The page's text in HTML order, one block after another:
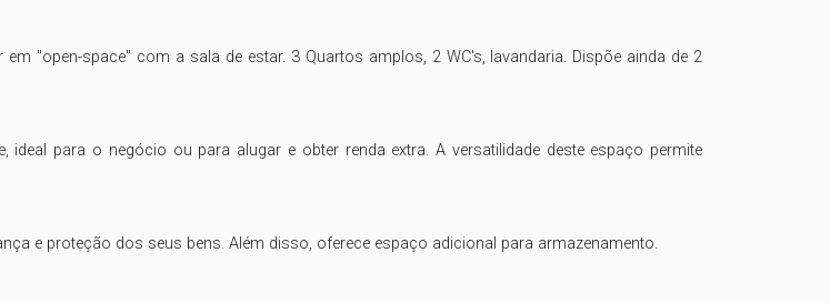
"open-space" com a sala de estar. 3 Quartos amplos, 2 WC's, lavandaria. Dispõe ainda de 2
para o negócio ou para alugar e obter renda extra. A versatilidade deste espaço permite
e proteção dos seus bens. Além disso, oferece espaço adicional para armazenamento.